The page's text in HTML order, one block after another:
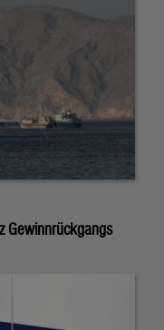
Gewinnrückgangs